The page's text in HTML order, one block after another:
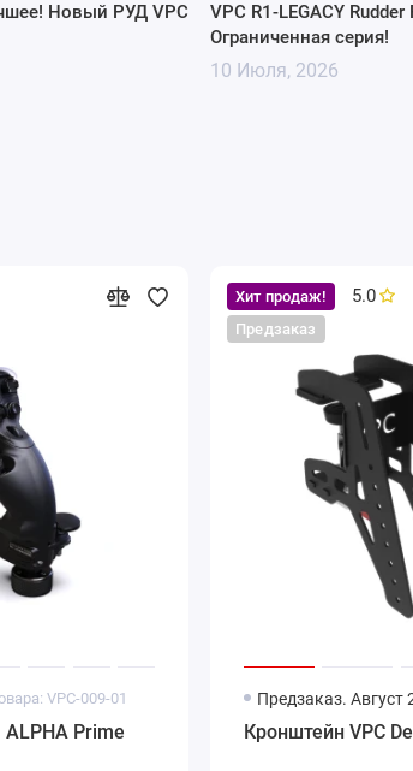
Новый РУД VPC
VPC R1-LEGACY Rudder
Ограниченная серия!
10 Июля, 2026
VPC-009-01
ALPHA Prime
Хит продаж!
Предзаказ
5.0
Предзаказ. Август
Кронштейн VPC